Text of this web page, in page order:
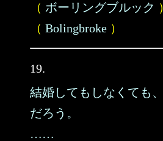
（ ボーリングブルック ）
（ Bolingbroke ）
19.
結婚してもしなくても
だろう。
……